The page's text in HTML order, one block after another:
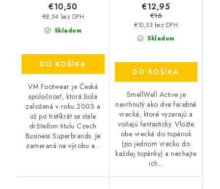
Skladom
€8,54 bez DPH
€10,50
DO KOŠÍKA
VM Footwear je Česká
spoločnosť, ktorá bola
založená v roku 2003 a
už po tretíkrát sa stala
držiteľom titulu Czech
Business Superbrands. Je
zameraná na výrobu a...
Skladom
€10,53 bez DPH
€12,95
€16
DO KOŠÍKA
SmellWell Active je
navrhnutý ako dve farebné
vrecká, ktoré vyzerajú a
voňajú fantasticky. Vložte
obe vrecká do topánok
(po jednom vrecku do
každej topánky) a nechajte
ich...